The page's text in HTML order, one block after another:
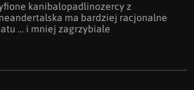
kanibalopadlinozercy z
ma bardziej racjonalne
... i mniej zagrzybiale